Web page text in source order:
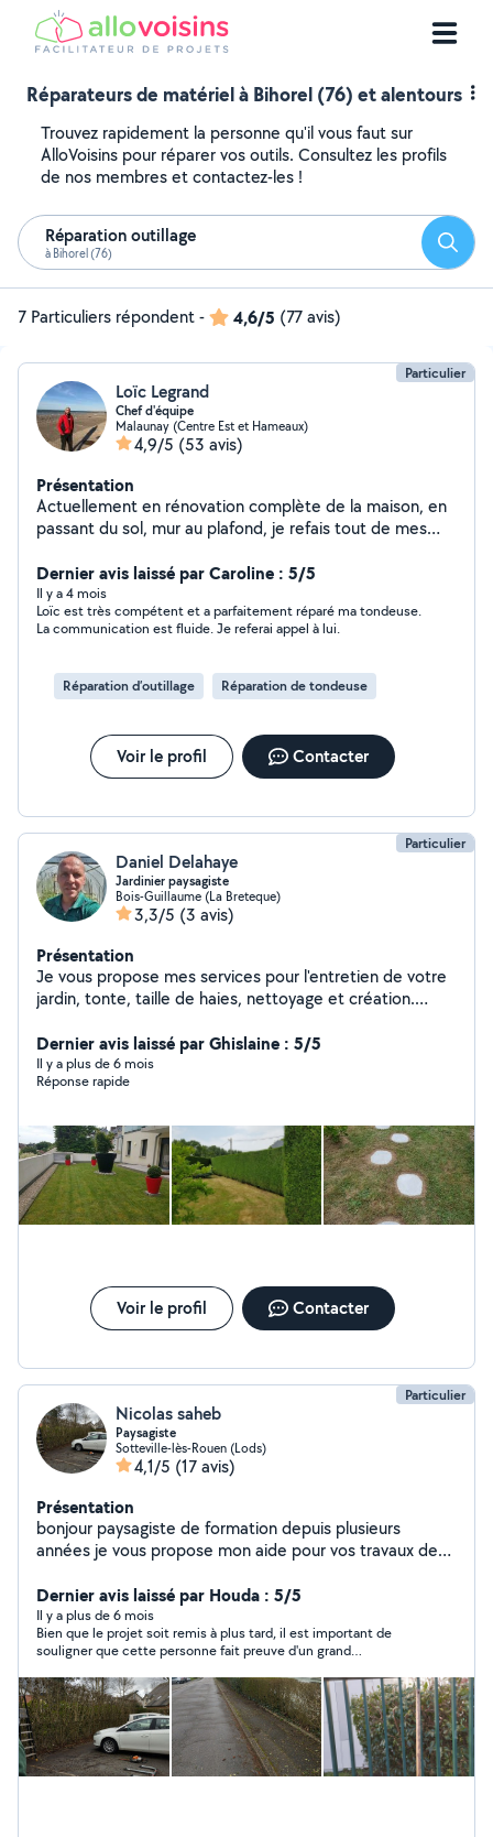
Réparateurs de matériel à Bihorel (76) et alentours
Trouvez rapidement la personne qu'il vous faut sur
AlloVoisins pour réparer vos outils. Consultez les profils
de nos membres et contactez-les !
Réparation outillage
à Bihorel (76)
7 Particuliers répondent- 4,6/5 (77 avis)
Particulier
Loïc Legrand
Chef d'équipe
Malaunay (Centre Est et Hameaux)
4,9/5 (53 avis)
Présentation
Actuellement en rénovation complète de la maison, en
passant du sol, mur au plafond, je refais tout de mes
fait peur, ni même l'informatique (Windows comme
MacOS), la mécanique, espace vert et l'entretient.
Dernier avis laissé par Caroline : 5/5
Il y a 4 mois
Loïc est très compétent et a parfaitement réparé ma tondeuse.
La communication est fluide. Je referai appel à lui.
Réparation d’outillage Réparation de tondeuse
Voir le profil Contacter
Particulier
Daniel Delahaye
Jardinier paysagiste
Bois-Guillaume (La Breteque)
3,3/5 (3 avis)
Présentation
Je vous propose mes services pour l'entretien de votre
jardin, tonte, taille de haies, nettoyage et création.
tel ou votre mail . Pour plus de renseignements. Merci
cordialement
Dernier avis laissé par Ghislaine : 5/5
Il y a plus de 6 mois
Réponse rapide
Voir le profil Contacter
Particulier
Nicolas saheb
Paysagiste
Sotteville-lès-Rouen (Lods)
4,1/5 (17 avis)
Présentation
bonjour paysagiste de formation depuis plusieurs
années je vous propose mon aide pour vos travaux de
Dernier avis laissé par Houda : 5/5
Il y a plus de 6 mois
Bien que le projet soit remis à plus tard, il est important de
souligner que cette personne fait preuve d'un grand
nécessaire pour donner des conseils. Je recommande